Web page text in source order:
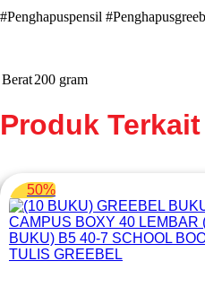
#Penghapuspensil
Berat200 gram
Produk Terkait
50%